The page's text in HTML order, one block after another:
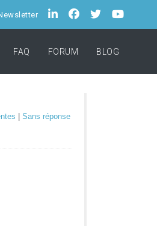
FAQ FORUM BLOG
Sans réponse